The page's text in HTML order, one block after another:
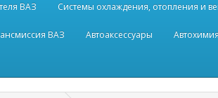
ВАЗ Системы охлаждения, отопления и
ВАЗ Автоаксессуары Автохимия